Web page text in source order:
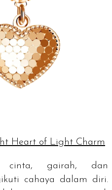
Heart of Light Charm
cinta, gairah, dan
cahaya dalam diri.